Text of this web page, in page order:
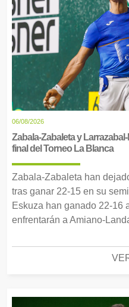
06/08/2026
Zabala-Zabaleta y
final del Torneo La Blanca
Zabala-Zabaleta han
tras ganar 22-15 en su
Eskuza han ganado 22-16
enfrentarán a Amiano-